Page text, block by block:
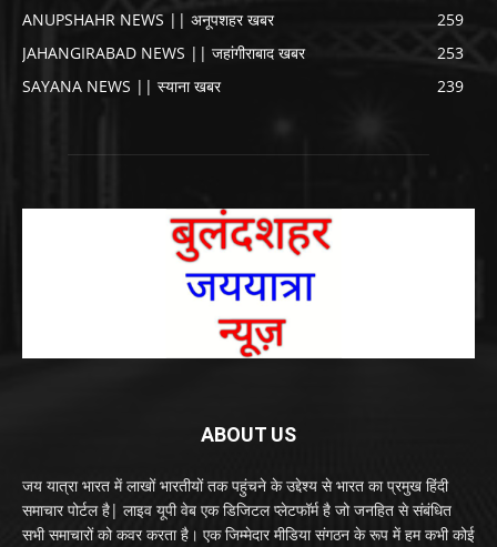
ANUPSHAHR NEWS || अनूपशहर खबर
259
JAHANGIRABAD NEWS || जहांगीराबाद खबर
253
SAYANA NEWS || स्याना खबर
239
ABOUT US
जय यात्रा भारत में लाखों भारतीयों तक पहुंचने के उद्देश्य से भारत का प्रमुख हिंदी
समाचार पोर्टल है| लाइव यूपी वेब एक डिजिटल प्लेटफॉर्म है जो जनहित से संबंधित
सभी समाचारों को कवर करता है। एक जिम्मेदार मीडिया संगठन के रूप में हम कभी कोई